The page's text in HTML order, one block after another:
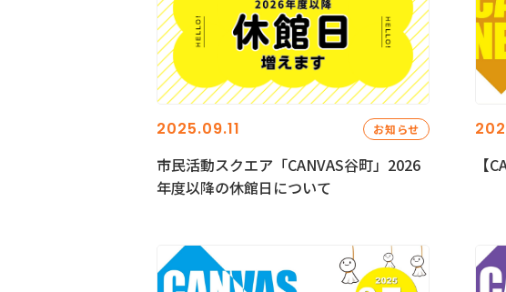
2025.09.11 お知らせ
市民活動スクエア「CANVAS谷町」2026
年度以降の休館日について
【